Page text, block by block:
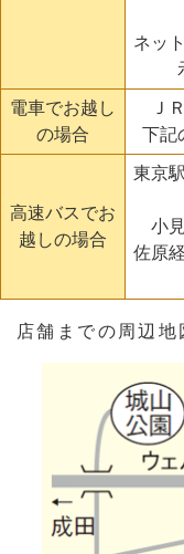
ネッ
電車でお越し
の場合
Ｊ
下記
高速バスでお
越しの場合
東京
小
佐原
店舗までの周辺地